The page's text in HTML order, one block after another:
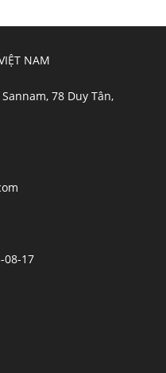
NAM
78 Duy Tân,
08-17